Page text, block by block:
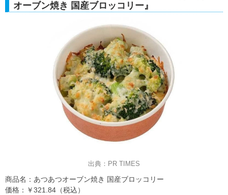
オーブン焼き 国産ブロッコリー』
出典：PR TIMES
商品名：あつあつオーブン焼き 国産ブロッコリー
価格：￥321.84（税込）